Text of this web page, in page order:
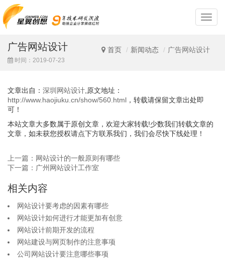
深
圳
站
设
首页 新闻动态 广告网站设计
广告网站设计
时间：2019-07-23
文章出自： 深圳网站设计 ,原文地址：
http://www.haojiuku.cn/show/560.html ，转载请保留文章出处即
可！
本站文章大多数属于原创文章，欢迎大家转载!少数我们转载文章的
文章，如未获您授权请点下方联系我们，我们会尽快下线处理！
上一篇：网站设计的一般原则有哪些
下一篇：广州网站设计工作室
相关内容
网站设计要考虑的因素有哪些
网站设计如何进行才能更加有创意
网站设计前期开发的流程
网站建设与网页制作的注意事项
公司网站设计要注意哪些事项